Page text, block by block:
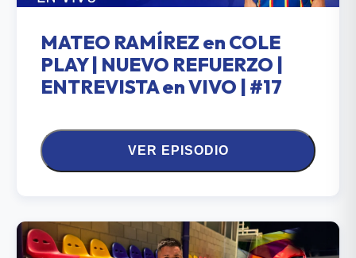
MATEO RAMÍREZ en COLE
PLAY | NUEVO REFUERZO |
ENTREVISTA en VIVO | #17
VER EPISODIO